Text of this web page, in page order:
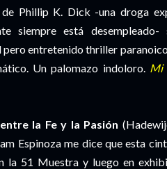
Phillip K. Dick -una droga
siempre está
pero entretenido thriller
Un palomazo indoloro. Mi
la Fe y la Pasión
Espinoza me dice que esta
la 51 Muestra y luego en